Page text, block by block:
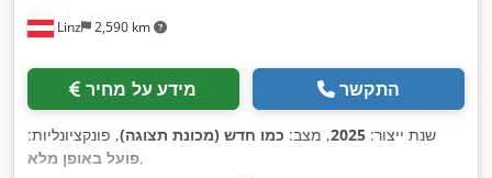
Linz 2,590 km
מידע על מחיר התקשר
שנת ייצור: 2025, מצב: כמו חדש (מכונת תצוגה), פונקציונליות:
פועל באופן מלא,